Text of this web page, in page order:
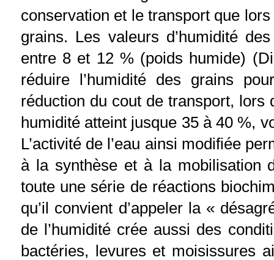
conservation et le transport que
grains. Les valeurs d’humidité
entre 8 et 12 % (poids humide)
réduire l’humidité des grains
réduction du cout de transport, lors
humidité atteint jusque 35 à 40 %,
L’activité de l’eau ainsi modifiée
à la synthèse et à la mobilisation
toute une série de réactions
qu’il convient d’appeler la «
de l’humidité crée aussi des
bactéries, levures et moisissures